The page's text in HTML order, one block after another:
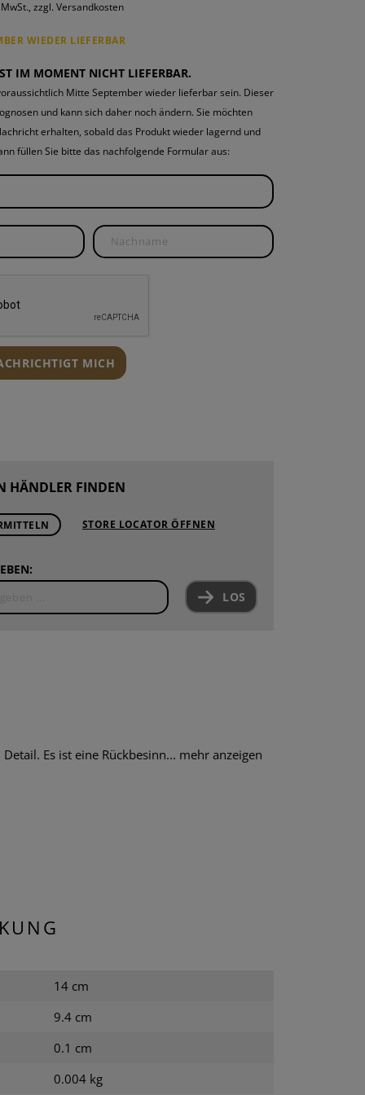
WARTUNG
zzgl. Versandkosten
WIEDER LIEFERBAR
IM MOMENT NICHT LIEFERBAR.
Mitte September wieder lieferbar sein. Dieser
und kann sich daher noch ändern. Sie möchten
erhalten, sobald das Produkt wieder lagernd und
füllen Sie bitte das nachfolgende Formular aus:
MICH
HÄNDLER FINDEN
STORE LOCATOR ÖFFNEN
LOS
Es ist eine Rückbesinn... mehr anzeigen
14 cm
9.4 cm
0.1 cm
0.004 kg